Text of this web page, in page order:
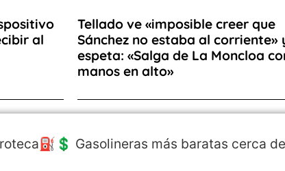
al
Tellado ve «imposible creer que
Sánchez no estaba al corriente»
espeta: «Salga de La Moncloa
manos en alto»
⛽️💲 Gasolineras más baratas cerca